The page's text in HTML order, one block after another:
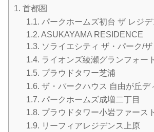
1. 首都圏
1.1. パークホームズ初台 ザ レジデ
1.2. ASUKAYAMA RESIDENCE
1.3. ソライエシティ ザ・パーク/
1.4. ライオンズ綾瀬グランフォート
1.5. プラウドタワー芝浦
1.6. ザ・パークハウス 自由が丘デ
1.7. パークホームズ成増二丁目
1.8. プラウドタワー小岩ファースト
1.9. リーフィアレジデンス上原